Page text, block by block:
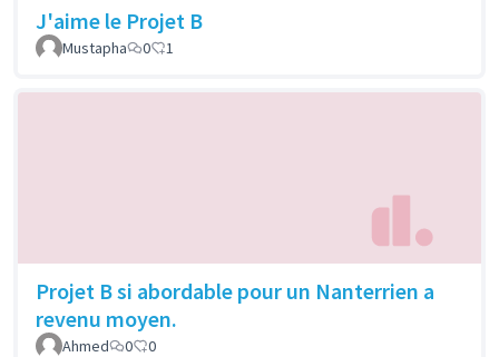
J'aime le Projet B
Mustapha 0 1
Projet B si abordable pour un Nanterrien a
revenu moyen.
Ahmed 0 0